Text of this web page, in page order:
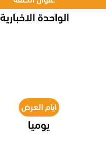
الواحدة الاخبارية
ايام العرض
يوميا